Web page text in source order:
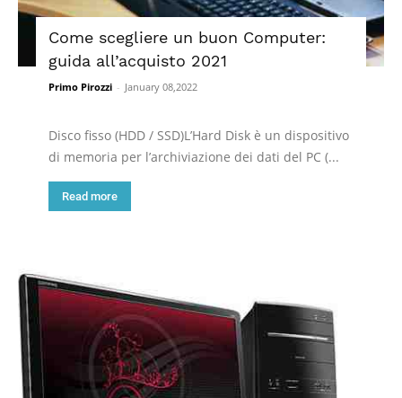
Come scegliere un buon Computer:
guida all’acquisto 2021
Primo Pirozzi - January 08,2022
Disco fisso (HDD / SSD)L’Hard Disk è un dispositivo
di memoria per l’archiviazione dei dati del PC (...
Read more